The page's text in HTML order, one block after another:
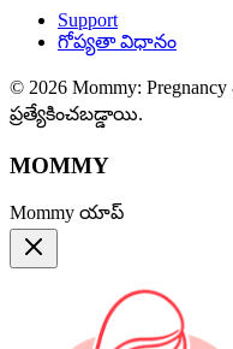
Support
గోప్యతా విధానం
© 2026 Mommy:
ప్రత్యేకించబడ్డాయి.
MOMMY
Mommy యాప్